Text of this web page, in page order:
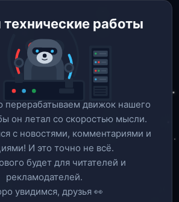
технические работы
движок нашего
он летал со скоростью мысли.
c новостями, комментариями и
И это точно не всё.
будет для читателей и
рекламодателей.
увидимся, друзья 👀